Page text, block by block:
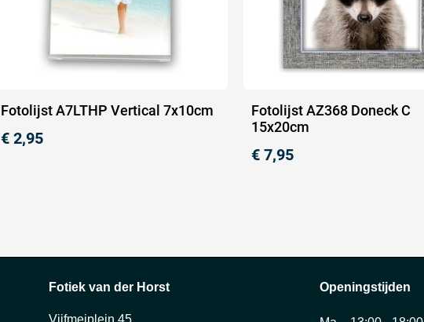
Fotolijst A7LTHP Vertical 7x10cm
€ 2,95
Fotolijst AZ368 Doneck C
15x20cm
€ 7,95
Fotiek van der Horst
Vijfmeiplein 45
Openingstijden